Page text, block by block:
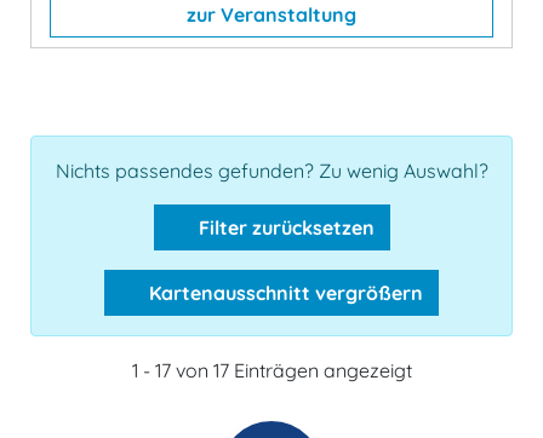
zur Veranstaltung
Nichts passendes gefunden? Zu wenig Auswahl?
Filter zurücksetzen
Kartenausschnitt vergrößern
1 - 17 von 17 Einträgen angezeigt